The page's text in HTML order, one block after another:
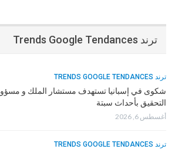
ترند Trends Google Tendances
ترند TRENDS GOOGLE TENDANCES
شكوى في إسبانيا تستهدف مستشار الملك و
التحقيق بأحداث سبتة
أغسطس 6, 2026
ترند TRENDS GOOGLE TENDANCES